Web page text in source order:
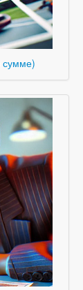
сумме)